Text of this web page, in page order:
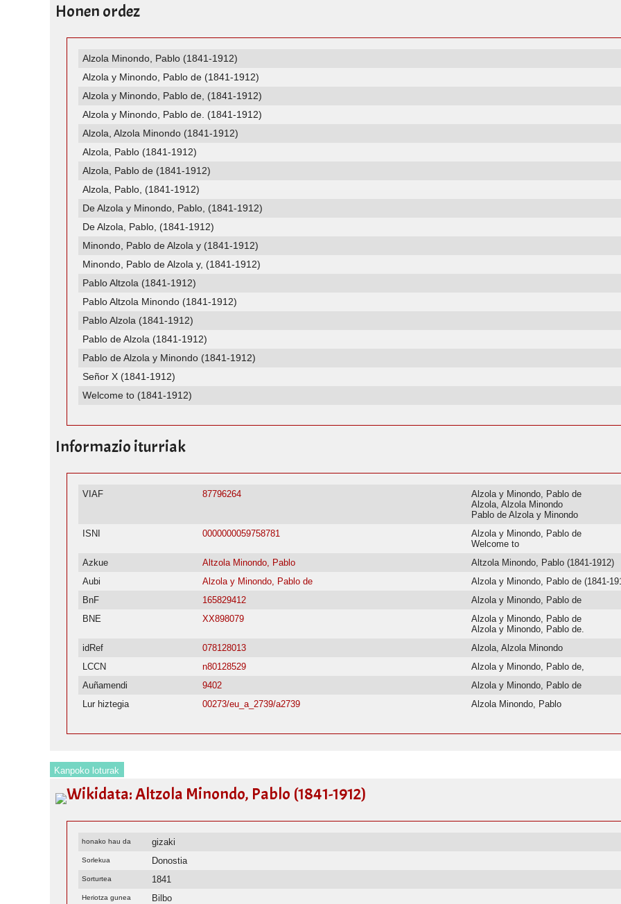
Honen ordez
Alzola Minondo, Pablo (1841-1912)
Alzola y Minondo, Pablo de (1841-1912)
Alzola y Minondo, Pablo de, (1841-1912)
Alzola y Minondo, Pablo de. (1841-1912)
Alzola, Alzola Minondo (1841-1912)
Alzola, Pablo (1841-1912)
Alzola, Pablo de (1841-1912)
Alzola, Pablo, (1841-1912)
De Alzola y Minondo, Pablo, (1841-1912)
De Alzola, Pablo, (1841-1912)
Minondo, Pablo de Alzola y (1841-1912)
Minondo, Pablo de Alzola y, (1841-1912)
Pablo Altzola (1841-1912)
Pablo Altzola Minondo (1841-1912)
Pablo Alzola (1841-1912)
Pablo de Alzola (1841-1912)
Pablo de Alzola y Minondo (1841-1912)
Señor X (1841-1912)
Welcome to (1841-1912)
Informazio iturriak
VIAF 87796264
Alzola y Minondo, Pablo de
Alzola, Alzola Minondo
Pablo de Alzola y Minondo
ISNI
0000000059758781
Alzola y Minondo, Pablo de
Welcome to
Azkue
Altzola Minondo, Pablo
Altzola Minondo, Pablo (1841-1912)
Aubi
Alzola y Minondo, Pablo de
Alzola y Minondo, Pablo de (1841-
BnF
165829412
Alzola y Minondo, Pablo de
BNE
XX898079
Alzola y Minondo, Pablo de
Alzola y Minondo, Pablo de.
idRef
078128013
Alzola, Alzola Minondo
LCCN
n80128529
Alzola y Minondo, Pablo de,
Auñamendi
9402
Alzola y Minondo, Pablo de
Lur hiztegia
00273/eu_a_2739/a2739 Alzola Minondo, Pablo
Kanpoko loturak
Wikidata: Altzola Minondo, Pablo (1841-1912)
honako hau da gizaki
Sorlekua Donostia
Sorturtea 1841
Heriotza gunea Bilbo